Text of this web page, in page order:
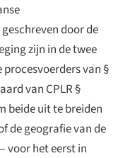
door de
zijn in de twee
van §
van CPLR §
beide uit te breiden
de geografie van de
voor het eerst in